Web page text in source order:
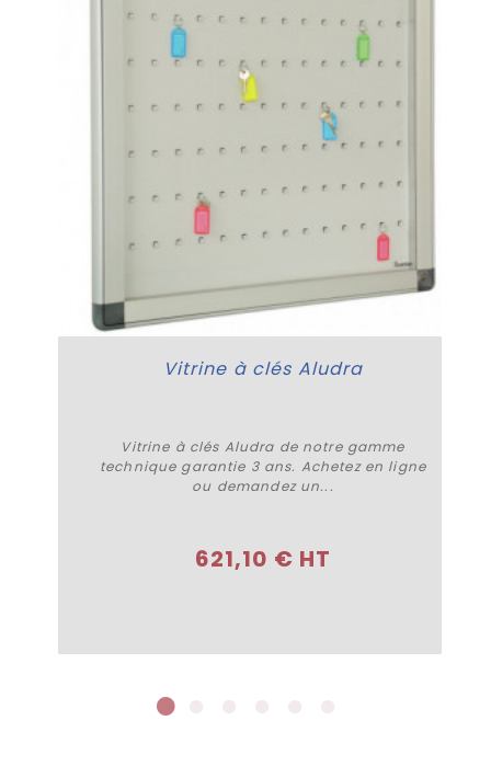
Vitrine à clés Aludra
Vitrine à clés Aludra de notre gamme
technique garantie 3 ans. Achetez en ligne
ou demandez un...
621,10 € HT